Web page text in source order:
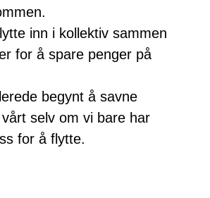
inn i kollektiv sammen
for å spare penger på
begynt å savne
selv om vi bare har
for å flytte.